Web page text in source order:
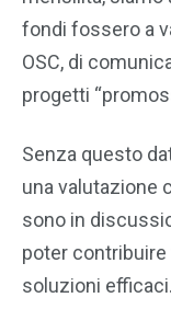
fondi fossero a
OSC, di
progetti
Senza questo
una valutazione
sono in
poter contribuire
soluzioni efficaci.